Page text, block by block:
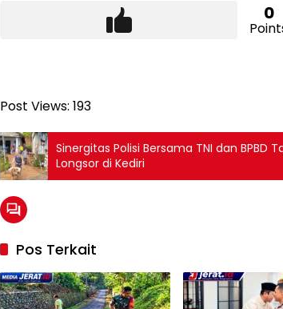
0
Post Views: 193
Sinergitas Polisi Bersama TNI dan BPBD
Longsor di Kediri
Pos Terkait